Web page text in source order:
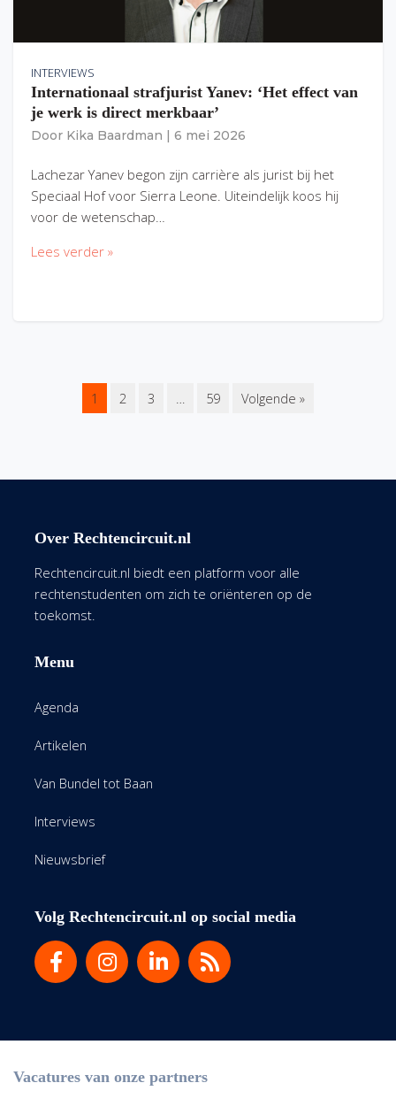
INTERVIEWS
Internationaal strafjurist Yanev: ‘Het effect van
je werk is direct merkbaar’
Door Kika Baardman 6 mei 2026
Lachezar Yanev begon zijn carrière als jurist bij het
Speciaal Hof voor Sierra Leone. Uiteindelijk koos hij
voor de wetenschap…
Lees verder »
1 2 3 … 59 Volgende »
Over Rechtencircuit.nl
Rechtencircuit.nl biedt een platform voor alle
rechtenstudenten om zich te oriënteren op de
toekomst.
Menu
Agenda
Artikelen
Van Bundel tot Baan
Interviews
Nieuwsbrief
Volg Rechtencircuit.nl op social media
Vacatures van onze partners